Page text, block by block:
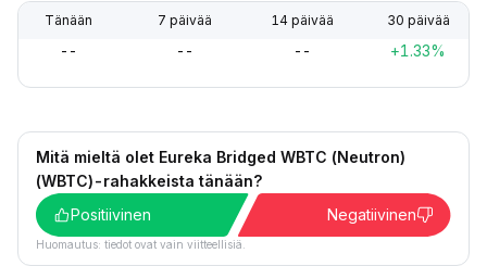
Tänään 7 päivää 14 päivää 30 päivää
-- -- -- +1.33%
Mitä mieltä olet Eureka Bridged WBTC (Neutron)
(WBTC)-rahakkeista tänään?
Positiivinen
Negatiivinen
Huomautus: tiedot ovat vain viitteellisiä.